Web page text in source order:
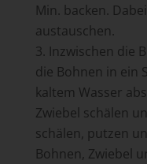
Min. backen.
austauschen.
Inzwischen die
die Bohnen in ein
kaltem Wasser
Zwiebel schälen
schälen, putzen
Bohnen, Zwiebel